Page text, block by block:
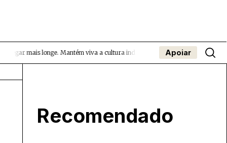
mais longe. Mantém viva a cultura independente — apoia o Coffeepaste
Apoiar
Recomendado